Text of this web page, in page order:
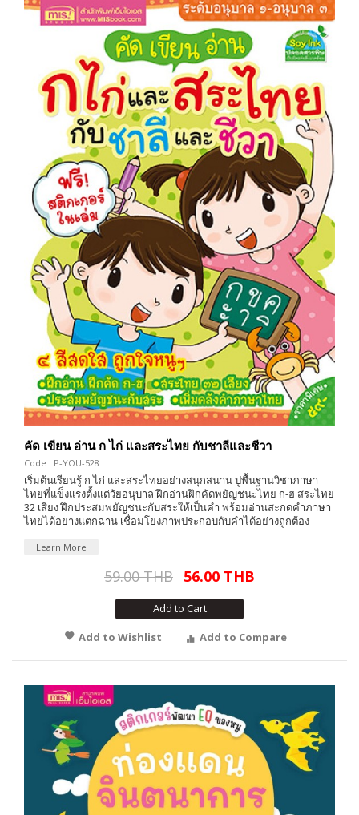
คัด เขียน อ่าน ก ไก่ และสระไทย กับชาลีและชีวา
Code : P-YOU-528
เริ่มต้นเรียนรู้ ก ไก่ และสระไทยอย่างสนุกสนาน ปูพื้นฐานวิชาภาษา
ไทยที่แข็งแรงตั้งแต่วัยอนุบาล ฝึกอ่านฝึกคัดพยัญชนะไทย ก-ฮ สระไทย
32 เสียง ฝึกประสมพยัญชนะกับสระให้เป็นคำ พร้อมอ่านสะกดคำภาษา
ไทยได้อย่างแตกฉาน เชื่อมโยงภาพประกอบกับคำได้อย่างถูกต้อง
Learn More
59.00 THB 56.00 THB
Add to Cart
Add to Wishlist
Add to Compare